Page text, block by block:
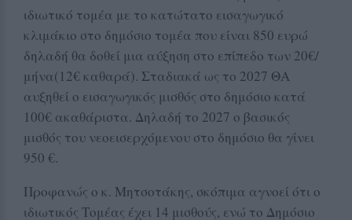
ιδιωτικό τομέα με το κατώτατο εισαγωγικό
κλιμάκιο στο δημόσιο τομέα που είναι 850 ευρώ
δηλαδή θα δοθεί μια αύξηση στο επίπεδο των 20€/
μήνα(12€ καθαρά). Σταδιακά ως το 2027 ΘΑ
αυξηθεί ο εισαγωγικός μισθός στο δημόσιο κατά
100€ ακαθάριστα. Δηλαδή το 2027 ο βασικός
μισθός του νεοεισερχόμενου στο δημόσιο θα γίνει
950 €.
Προφανώς ο κ. Μητσοτάκης, σκόπιμα αγνοεί ότι ο
ιδιωτικός Τομέας έχει 14 μισθούς, ενώ το Δημόσιο